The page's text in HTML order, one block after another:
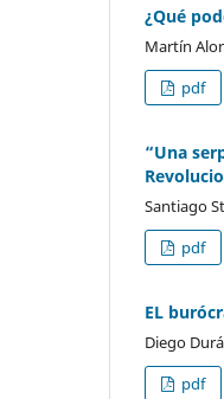
¿Qué
Martín
pdf
“Una
Santiago
pdf
EL
Diego
pdf